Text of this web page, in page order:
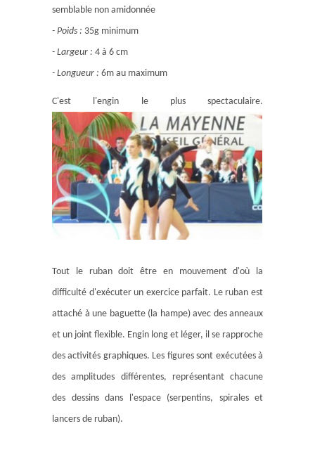
semblable non amidonnée
- Poids : 35g minimum
- Largeur : 4 à 6 cm
- Longueur : 6m au maximum
C'est l'engin le plus spectaculaire.
Tout le ruban doit être en mouvement d'où la
difficulté d'exécuter un exercice parfait. Le ruban est
attaché à une baguette (la hampe) avec des anneaux
et un joint flexible. Engin long et léger, il se rapproche
des activités graphiques. Les figures sont exécutées à
des amplitudes différentes, représentant chacune
des dessins dans l'espace (serpentins, spirales et
lancers de ruban).